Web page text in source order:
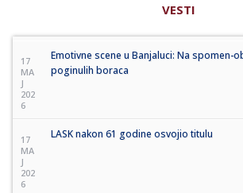
VESTI
17
MA
J
202
6
Emotivne scene u Banjaluci: Na spomen-
poginulih boraca
17
MA
J
202
6
LASK nakon 61 godine osvojio titulu